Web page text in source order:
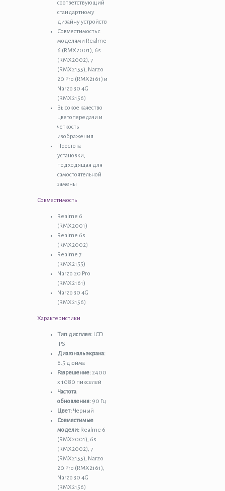
соответствующий
стандартному
дизайну устройств
Совместимость с
моделями Realme
6 (RMX2001), 6s
(RMX2002), 7
(RMX2155), Narzo
20 Pro (RMX2161) и
Narzo 30 4G
(RMX2156)
Высокое качество
цветопередачи и
четкость
изображения
Простота
установки,
подходящая для
самостоятельной
замены
Совместимость
Realme 6
(RMX2001)
Realme 6s
(RMX2002)
Realme 7
(RMX2155)
Narzo 20 Pro
(RMX2161)
Narzo 30 4G
(RMX2156)
Характеристики
Тип дисплея: LCD
IPS
Диагональ экрана:
6.5 дюйма
Разрешение: 2400
x 1080 пикселей
Частота
обновления: 90 Гц
Цвет: Черный
Совместимые
модели: Realme 6
(RMX2001), 6s
(RMX2002), 7
(RMX2155), Narzo
20 Pro (RMX2161),
Narzo 30 4G
(RMX2156)